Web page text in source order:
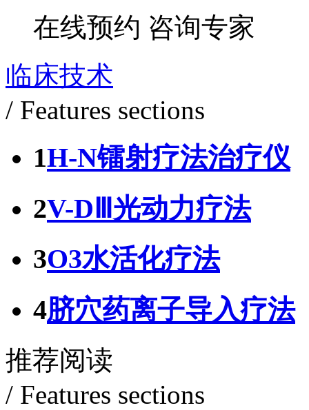
在线预约 咨询专家
临床技术
/ Features sections
1H-N镭射疗法治疗仪
2V-DⅢ光动力疗法
3O3水活化疗法
4脐穴药离子导入疗法
推荐阅读
/ Features sections